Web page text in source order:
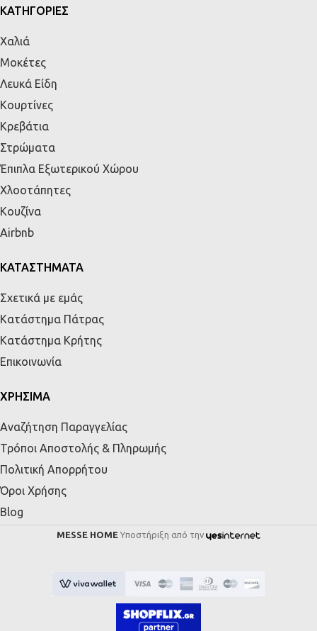
ΚΑΤΗΓΟΡΙΕΣ
Χαλιά
Μοκέτες
Λευκά Είδη
Κουρτίνες
Κρεβάτια
Στρώματα
Έπιπλα Εξωτερικού Χώρου
Χλοοτάπητες
Κουζίνα
Airbnb
ΚΑΤΑΣΤΗΜΑΤΑ
Σχετικά με εμάς
Κατάστημα Πάτρας
Κατάστημα Κρήτης
Επικοινωνία
ΧΡΗΣΙΜΑ
Αναζήτηση Παραγγελίας
Τρόποι Αποστολής & Πληρωμής
Πολιτική Απορρήτου
Όροι Χρήσης
Blog
MESSE HOME Υποστήριξη από την